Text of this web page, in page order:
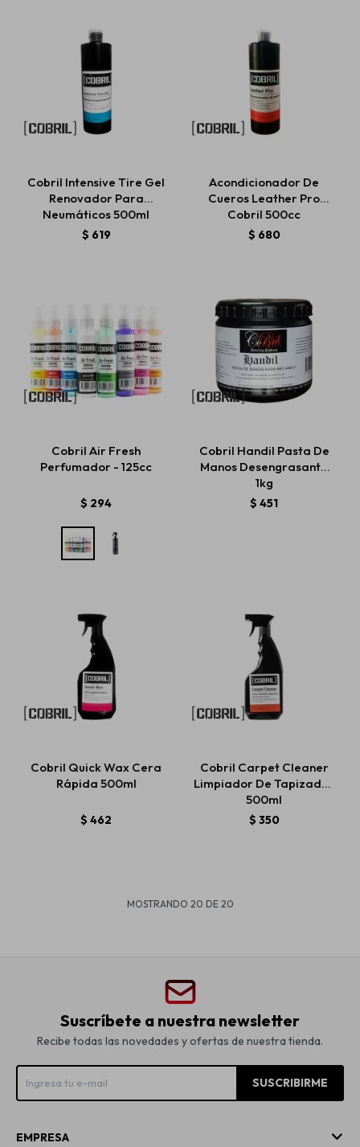
Cobril Intensive Tire Gel
Renovador Para
Neumáticos 500ml
$ 619
Acondicionador De
Cueros Leather Pro
Cobril 500cc
$ 680
Cobril Air Fresh
Perfumador - 125cc
$ 294
Cobril Handil Pasta De
Manos Desengrasante
1kg
$ 451
Cobril Quick Wax Cera
Rápida 500ml
$ 462
Cobril Carpet Cleaner
Limpiador De Tapizados
500ml
$ 350
MOSTRANDO 20 DE 20
Suscríbete a nuestra newsletter
Recibe todas las novedades y ofertas de nuestra tienda.
SUSCRIBIRME
EMPRESA